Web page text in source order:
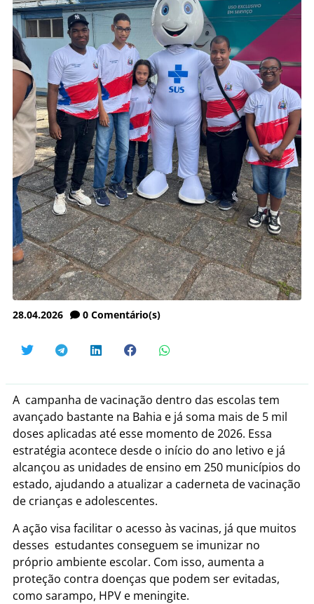
28.04.2026 0 Comentário(s)
A campanha de vacinação dentro das escolas tem
avançado bastante na Bahia e já soma mais de 5 mil
doses aplicadas até esse momento de 2026. Essa
estratégia acontece desde o início do ano letivo e já
alcançou as unidades de ensino em 250 municípios do
estado, ajudando a atualizar a caderneta de vacinação
de crianças e adolescentes.
A ação visa facilitar o acesso às vacinas, já que muitos
desses estudantes conseguem se imunizar no
próprio ambiente escolar. Com isso, aumenta a
proteção contra doenças que podem ser evitadas,
como sarampo, HPV e meningite.